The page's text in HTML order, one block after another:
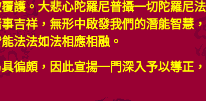
護。大悲心陀羅尼普攝一切陀羅尼
吉祥，無形中啟發我們的潛能智慧
法法如法相應相融。
徧頗，因此宣揚一門深入予以導正